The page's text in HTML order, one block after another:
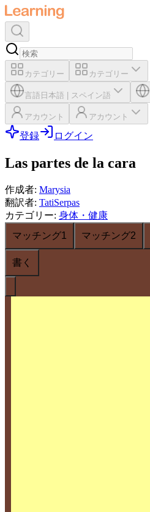
カテゴリー カテゴリー
言語 日本語 スペイン語
アカウント アカウント
登録 ログイン
Las partes de la cara
作成者: Marysia
翻訳者: TatiSerpas
カテゴリー: 身体・健康
マッチング1
マッチング2
書く